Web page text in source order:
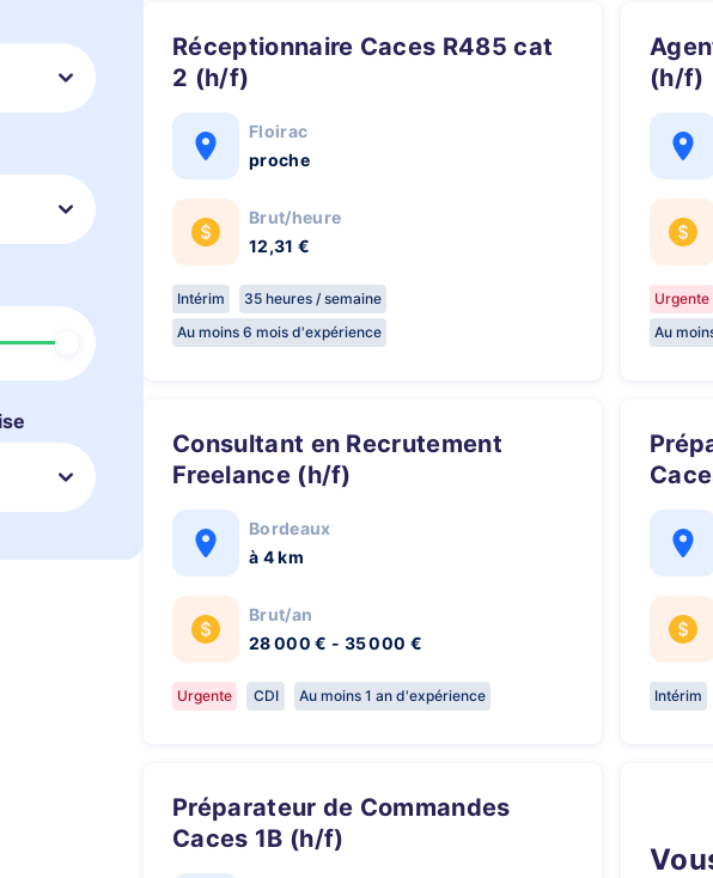
Réceptionnaire Caces R485 cat
2 (h/f)
Floirac
proche
Brut/heure
12,31 €
Intérim
35 heures / semaine
Au moins 6 mois d'expérience
Agent en Logistique - Caces 2B
(h/f)
Urgente
Au
Consultant en Recrutement
Freelance (h/f)
Bordeaux
à 4 km
Brut/an
28 000 € - 35 000 €
Urgente CDI Au moins 1 an d'expérience
Préparateur de commandes
Intérim
Préparateur de Commandes
Caces 1B (h/f)